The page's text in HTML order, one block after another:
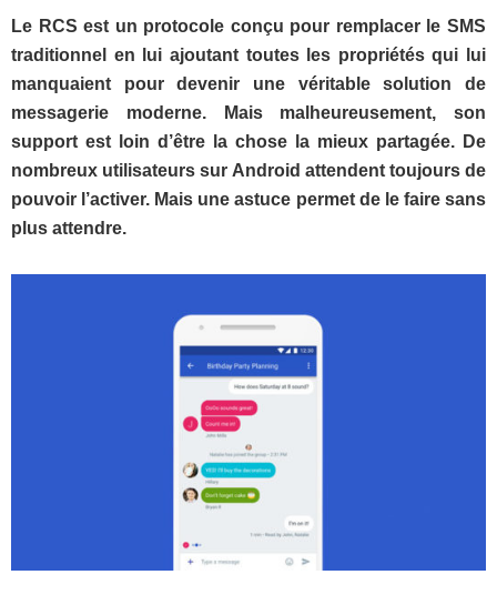
Le RCS est un protocole conçu pour remplacer le SMS
traditionnel en lui ajoutant toutes les propriétés qui lui
manquaient pour devenir une véritable solution de
messagerie moderne. Mais malheureusement, son
support est loin d’être la chose la mieux partagée. De
nombreux utilisateurs sur Android attendent toujours de
pouvoir l’activer. Mais une astuce permet de le faire sans
plus attendre.